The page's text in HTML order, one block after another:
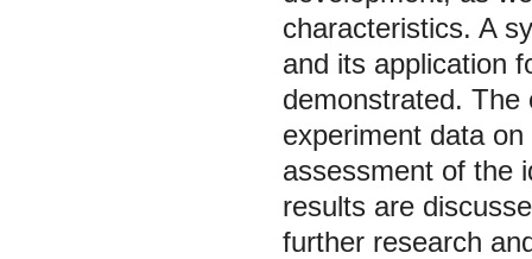
characteristics. A
and its application
demonstrated. The
experiment data
assessment of the
results are
further research